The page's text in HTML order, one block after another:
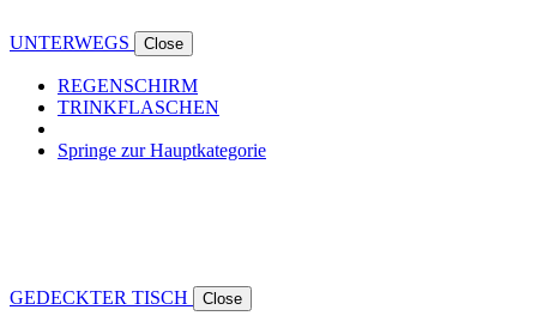
UNTERWEGS Close
REGENSCHIRM
TRINKFLASCHEN
Springe zur Hauptkategorie
GEDECKTER TISCH Close